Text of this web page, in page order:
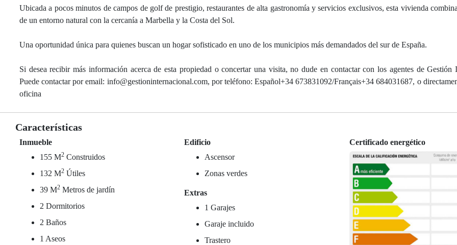
Ubicada a pocos minutos de campos de golf de prestigio, restaurantes de alta gastronomía y servicios exclusivos, esta vivienda
de un entorno natural con la cercanía a Marbella y la Costa del Sol.
Una oportunidad única para quienes buscan un hogar sofisticado en uno de los municipios más demandados del sur de España.
Si desea recibir más información acerca de esta propiedad o concertar una visita, no dude en contactar con los agentes de Gestión
Puede contactar por email: info@gestioninternacional.com, por teléfono: Español+34 673831092/Français+34 684031687, o
oficina
Características
Inmueble
155 M2 Construidos
132 M2 Útiles
39 M2 Metros de jardín
2 Dormitorios
2 Baños
1 Aseos
Edificio
Ascensor
Zonas verdes
Extras
1 Garajes
Garaje incluido
Trastero
Certificado energético